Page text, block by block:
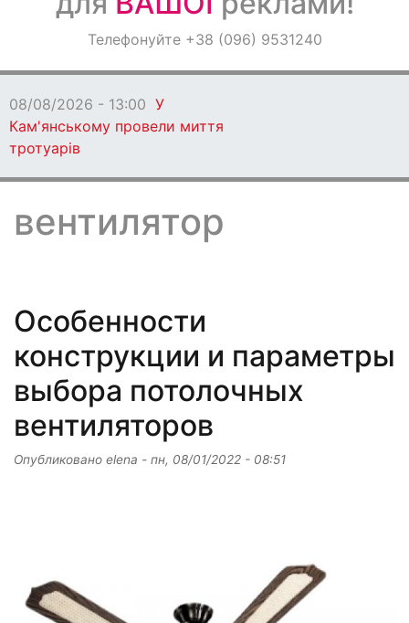
ОголошенняТелефонуйте +38 (096) 9531240
08/08/2026 - 13:00 У
Кам'янському провели миття
тротуарів
вентилятор
Особенности
конструкции и параметры
выбора потолочных
вентиляторов
Опубликовано elena - пн, 08/01/2022 - 08:51